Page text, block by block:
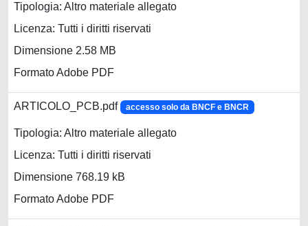
Tipologia: Altro materiale allegato
Licenza: Tutti i diritti riservati
Dimensione 2.58 MB
Formato Adobe PDF
ARTICOLO_PCB.pdf accesso solo da BNCF e BNCR
Tipologia: Altro materiale allegato
Licenza: Tutti i diritti riservati
Dimensione 768.19 kB
Formato Adobe PDF